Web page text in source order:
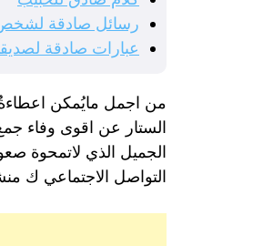
رسائل صادقة
عبارات صادقة
من اجمل مايُمكن
الستار عن اقوى وفاء
الجميل الذي لاتمحوة
التواصل الاجتماعي ك